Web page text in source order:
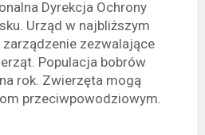
Dyrekcja Ochrony
Urząd w najbliższym
zezwalające
Populacja bobrów
rok. Zwierzęta mogą
przeciwpowodziowym.